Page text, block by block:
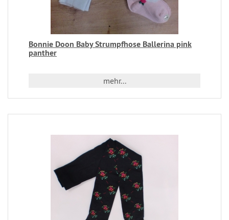
Bonnie Doon Baby Strumpfhose Ballerina pink
panther
mehr...